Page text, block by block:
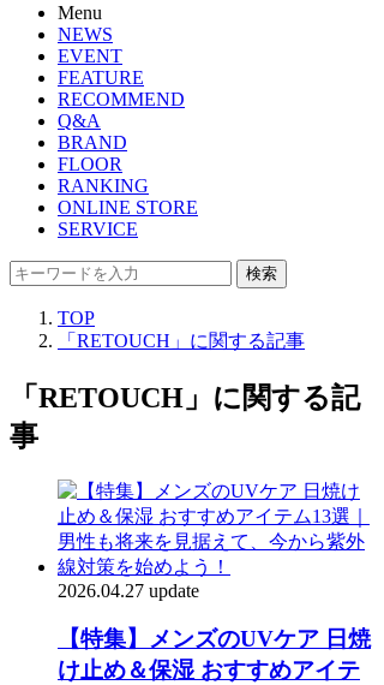
Menu
NEWS
EVENT
FEATURE
RECOMMEND
Q&A
BRAND
FLOOR
RANKING
ONLINE STORE
SERVICE
検索
TOP
「RETOUCH」に関する記事
「RETOUCH」に関する記
事
2026.04.27 update
【特集】メンズのUVケア 日焼
け止め＆保湿 おすすめアイテ